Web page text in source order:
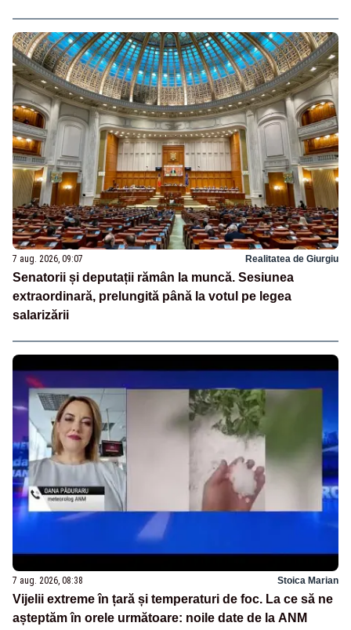
7 aug. 2026, 09:07 Realitatea de Giurgiu
Senatorii și deputații rămân la muncă. Sesiunea
extraordinară, prelungită până la votul pe legea
salarizării
7 aug. 2026, 08:38 Stoica Marian
Vijelii extreme în țară și temperaturi de foc. La ce să ne
așteptăm în orele următoare: noile date de la ANM